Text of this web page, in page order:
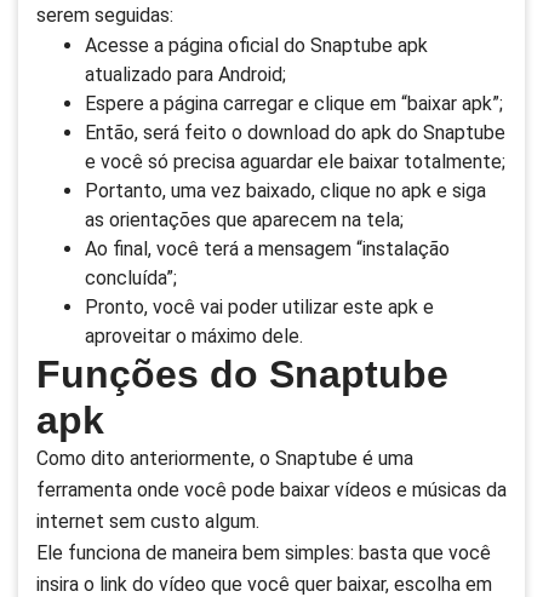
serem seguidas:
Acesse a página oficial do Snaptube apk
atualizado para Android;
Espere a página carregar e clique em “baixar apk”;
Então, será feito o download do apk do Snaptube
e você só precisa aguardar ele baixar totalmente;
Portanto, uma vez baixado, clique no apk e siga
as orientações que aparecem na tela;
Ao final, você terá a mensagem “instalação
concluída”;
Pronto, você vai poder utilizar este apk e
aproveitar o máximo dele.
Funções do Snaptube
apk
Como dito anteriormente, o Snaptube é uma
ferramenta onde você pode baixar vídeos e músicas da
internet sem custo algum.
Ele funciona de maneira bem simples: basta que você
insira o link do vídeo que você quer baixar, escolha em